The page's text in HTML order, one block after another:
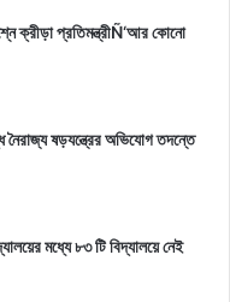
ক্রীড়া প্রতিমন্ত্রীÑ‘আর কোনো
নৈরাজ্য ষড়যন্ত্রের অভিযোগ তদন্তে
মধ্যে ৮৩ টি বিদ্যালয়ে নেই